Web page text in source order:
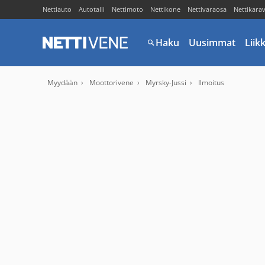
Nettiauto Autotalli Nettimoto Nettikone Nettivaraosa
Haku Uusimmat
Myydään Moottorivene Myrsky-Jussi Ilmoitus